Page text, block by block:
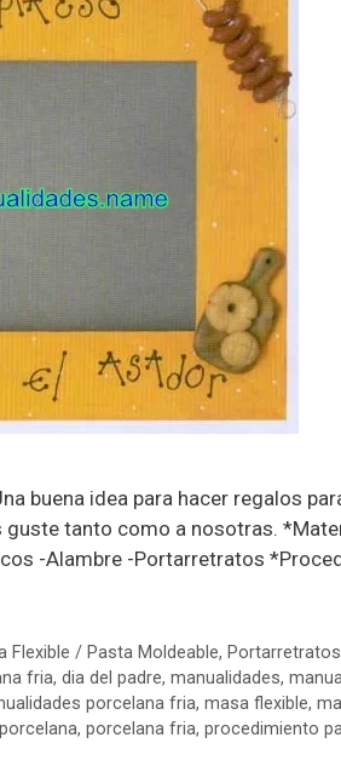
buena idea para hacer regalos
guste tanto como a nosotras.
-Alambre -Portarretratos
Flexible / Pasta Moldeable,
fria, dia del padre, manualidades,
porcelana fria, masa flexible,
porcelana, porcelana fria, procedimiento